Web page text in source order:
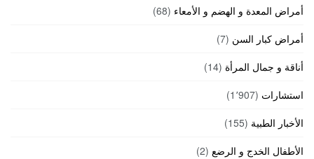
أمراض المعدة و الهضم و الأمعاء (68)
أمراض كبار السن (7)
أناقة و جمال المرأة (14)
استشارات (1٬907)
الأخبار الطبية (155)
الأطفال الخدج و الرضع (2)